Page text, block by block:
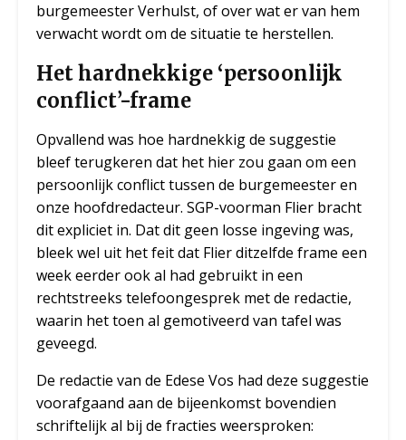
burgemeester Verhulst, of over wat er van hem
verwacht wordt om de situatie te herstellen.
Het hardnekkige ‘persoonlijk
conflict’-frame
Opvallend was hoe hardnekkig de suggestie
bleef terugkeren dat het hier zou gaan om een
persoonlijk conflict tussen de burgemeester en
onze hoofdredacteur. SGP-voorman Flier bracht
dit expliciet in. Dat dit geen losse ingeving was,
bleek wel uit het feit dat Flier ditzelfde frame een
week eerder ook al had gebruikt in een
rechtstreeks telefoongesprek met de redactie,
waarin het toen al gemotiveerd van tafel was
geveegd.
De redactie van de Edese Vos had deze suggestie
voorafgaand aan de bijeenkomst bovendien
schriftelijk al bij de fracties weersproken: